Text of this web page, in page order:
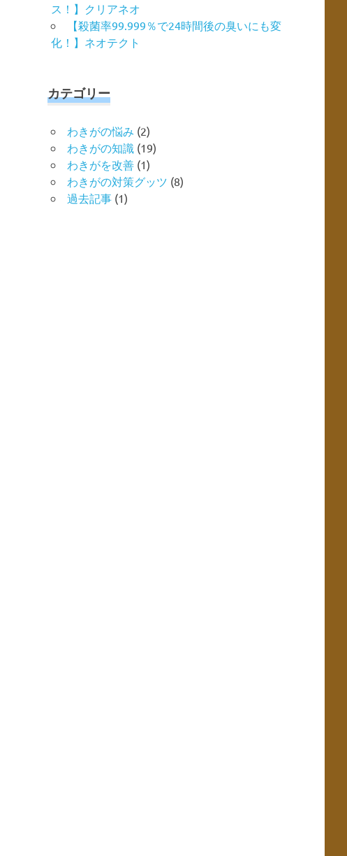
ス！】クリアネオ
【殺菌率99.999％で24時間後の臭いにも変
化！】ネオテクト
カテゴリー
わきがの悩み (2)
わきがの知識 (19)
わきがを改善 (1)
わきがの対策グッツ (8)
過去記事 (1)